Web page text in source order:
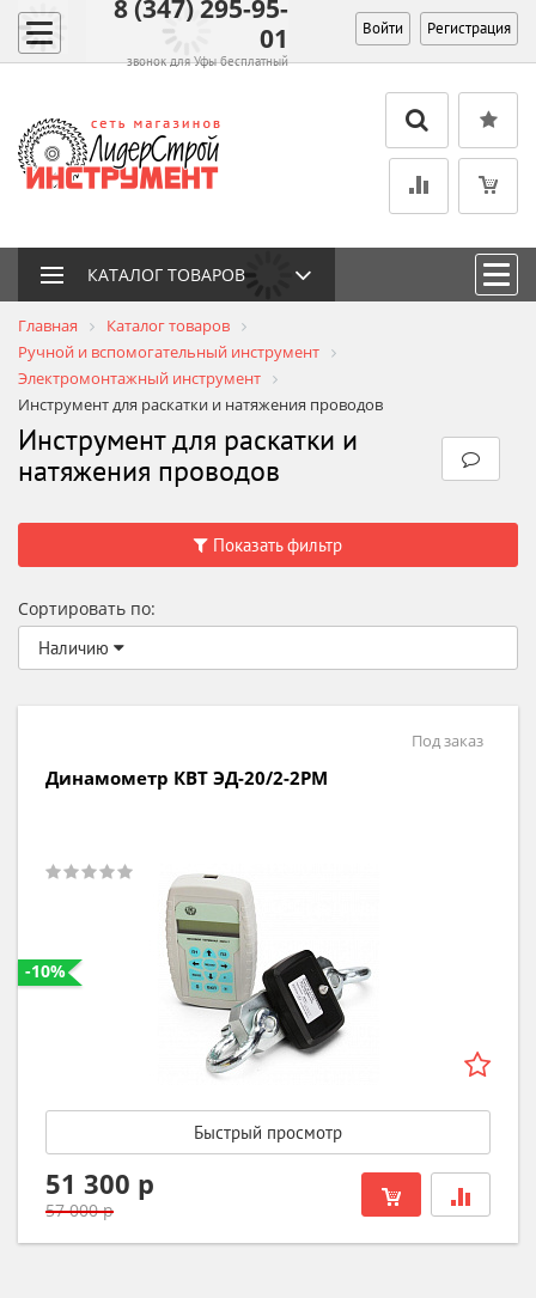
8 (347) 295-95-
01
звонок для Уфы бесплатный
Войти Регистрация
КАТАЛОГ ТОВАРОВ
Главная
Каталог товаров
Ручной и вспомогательный инструмент
Электромонтажный инструмент
Инструмент для раскатки и натяжения проводов
Инструмент для раскатки и
натяжения проводов
Показать фильтр
Сортировать по:
Наличию
Под заказ
Динамометр КВТ ЭД-20/2-2РМ
-10%
Быстрый просмотр
51 300 р
57 000 р